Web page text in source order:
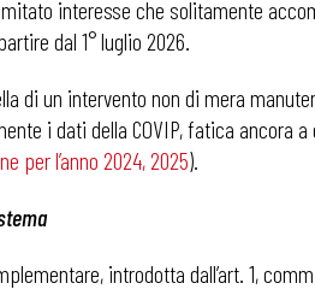
interesse che solitamente
dal 1° luglio 2026.
di un intervento non di mera
i dati della COVIP, fatica ancora
per l’anno 2024, 2025).
introdotta dall’art. 1,